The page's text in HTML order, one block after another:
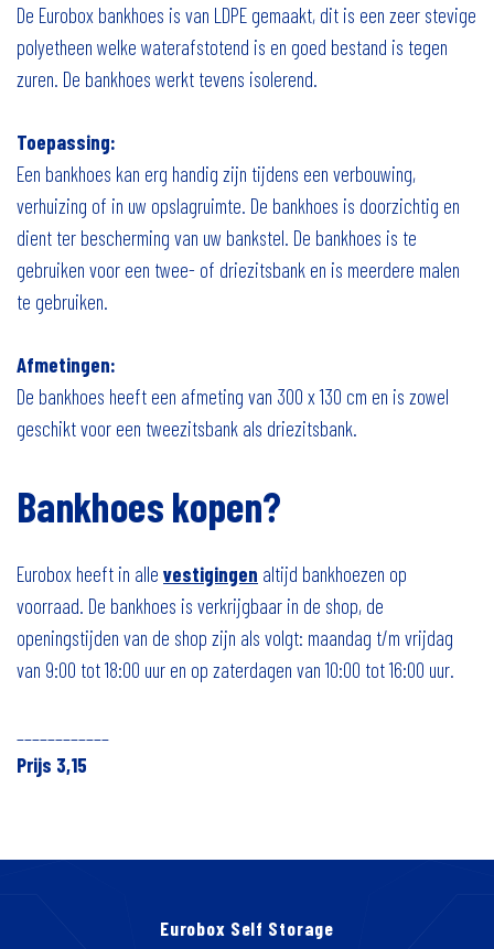
De Eurobox bankhoes is van LDPE gemaakt, dit is een zeer stevige
polyetheen welke waterafstotend is en goed bestand is tegen
zuren. De bankhoes werkt tevens isolerend.
Toepassing:
Een bankhoes kan erg handig zijn tijdens een verbouwing,
verhuizing of in uw opslagruimte. De bankhoes is doorzichtig en
dient ter bescherming van uw bankstel. De bankhoes is te
gebruiken voor een twee- of driezitsbank en is meerdere malen
te gebruiken.
Afmetingen:
De bankhoes heeft een afmeting van 300 x 130 cm en is zowel
geschikt voor een tweezitsbank als driezitsbank.
Bankhoes kopen?
Eurobox heeft in alle vestigingen altijd bankhoezen op
voorraad. De bankhoes is verkrijgbaar in de shop, de
openingstijden van de shop zijn als volgt: maandag t/m vrijdag
van 9:00 tot 18:00 uur en op zaterdagen van 10:00 tot 16:00 uur.
Prijs 3,15
Eurobox Self Storage